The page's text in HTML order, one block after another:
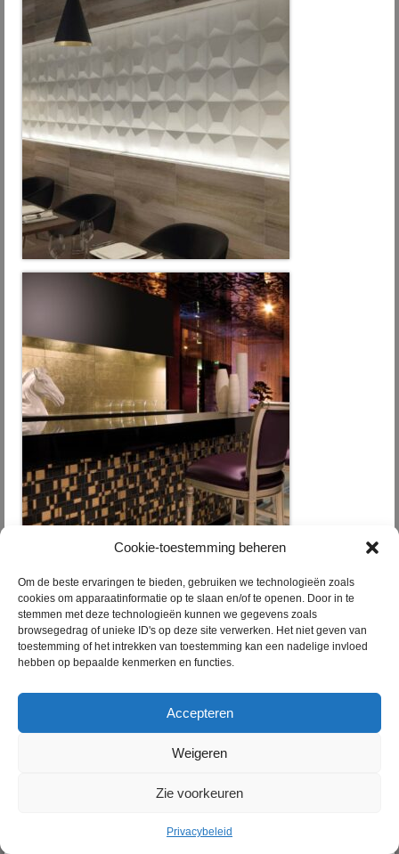
Cookie-toestemming beheren
Om de beste ervaringen te bieden, gebruiken we technologieën zoals
cookies om apparaatinformatie op te slaan en/of te openen. Door in te
stemmen met deze technologieën kunnen we gegevens zoals
browsegedrag of unieke ID's op deze site verwerken. Het niet geven van
toestemming of het intrekken van toestemming kan een nadelige invloed
hebben op bepaalde kenmerken en functies.
Accepteren
Weigeren
Zie voorkeuren
Privacybeleid